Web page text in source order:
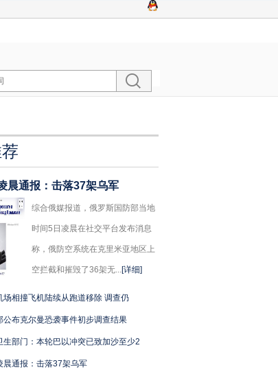
晨通报：击落37架乌军
综合俄媒报道，俄罗斯国防部当地
时间5日凌晨在社交平台发布消息
称，俄防空系统在克里米亚地区上
空拦截和摧毁了36架无...[详细]
场相撞飞机陆续从跑道移除 调查仍
公布克尔曼恐袭事件初步调查结果
生部门：本轮巴以冲突已致加沙至少2
晨通报：击落37架乌军